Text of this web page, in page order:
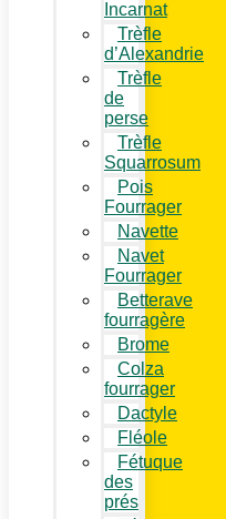
Incarnat
Trèfle
d’Alexandrie
Trèfle
de
perse
Trèfle
Squarrosum
Pois
Fourrager
Navette
Navet
Fourrager
Betterave
fourragère
Brome
Colza
fourrager
Dactyle
Fléole
Fétuque
des
prés